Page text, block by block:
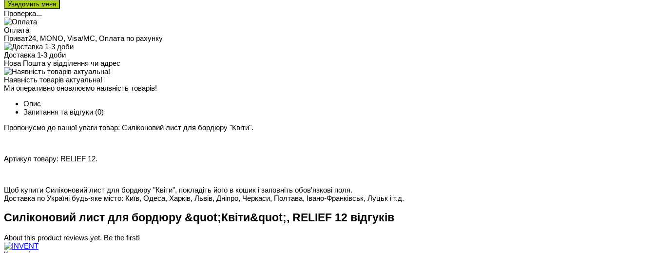
Проверка...
Оплата
Приват24, MONO, Visa/MC, Оплата по рахунку
Доставка 1-3 доби
Нова Пошта у відділення чи адрес
Наявність товарів актуальна!
Ми оперативно оновлюємо наявність товарів!
Опис
Запитання та відгуки (0)
Пропонуємо до вашої уваги товар: Силіконовий лист для бордюру "Квіти".
Артикул товару: RELIEF 12.
Щоб купити Силіконовий лист для бордюру "Квіти", покладіть його в кошик і заповніть обов'язкові поля.
Доставка по Україні будь-яке місто: Київ, Одеса, Харків, Львів, Дніпро, Черкаси, Полтава, Івано-Франківськ, Луцьк і т.д.
Силіконовий лист для бордюру &quot;Квіти&quot;, RELIEF 12 відгуків
About this product reviews yet. Be the first!